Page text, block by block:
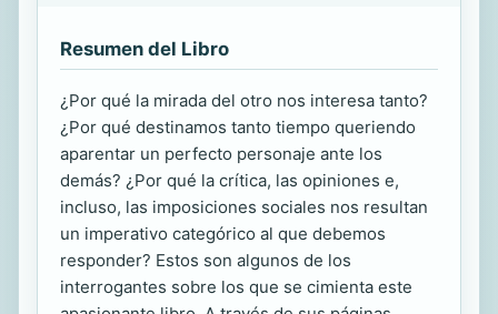
Resumen del Libro
¿Por qué la mirada del otro nos interesa tanto?
¿Por qué destinamos tanto tiempo queriendo
aparentar un perfecto personaje ante los
demás? ¿Por qué la crítica, las opiniones e,
incluso, las imposiciones sociales nos resultan
un imperativo categórico al que debemos
responder? Estos son algunos de los
interrogantes sobre los que se cimienta este